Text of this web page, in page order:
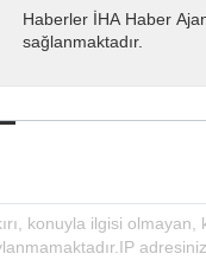
Haberler İHA Haber
sağlanmaktadır.